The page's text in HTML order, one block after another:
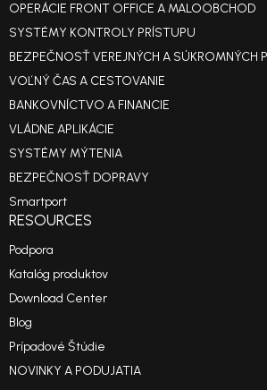
OPERÁCIE FRONT OFFICE A MALOOBCHOD
SYSTÉMY KONTROLY PRÍSTUPU
BEZPEČNOSŤ VEREJNÝCH A SÚKROMNÝCH
VOĽNÝ ČAS A CESTOVANIE
BANKOVNÍCTVO A FINANCIE
VLÁDNE APLIKÁCIE
SYSTÉMY MÝTENIA
BEZPEČNOSŤ DOPRAVY
Smartport
RESOURCES
Podpora
Katalóg produktov
Download Center
Blog
Prípadové Štúdie
NOVINKY A PODUJATIA